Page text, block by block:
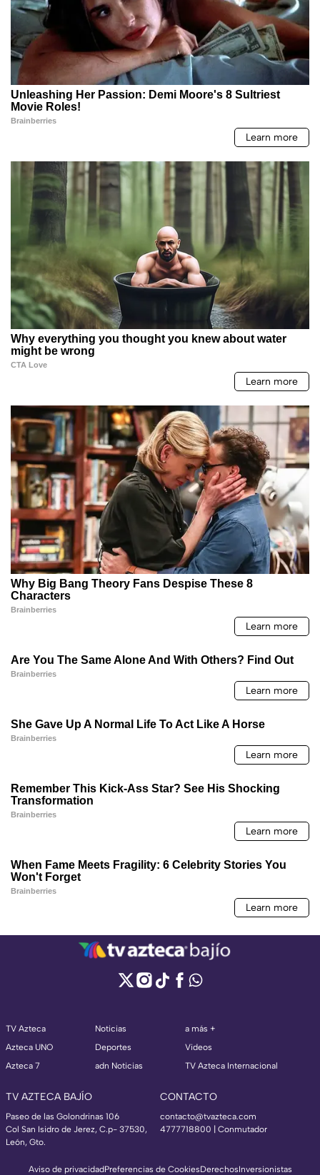
TV Azteca
Azteca UNO
Azteca 7
Noticias
Deportes
adn Noticias
a más +
Videos
TV Azteca Internacional
TV AZTECA BAJÍO
Paseo de las Golondrinas 106
Col San Isidro de Jerez, C.p- 37530,
León, Gto.
CONTACTO
contacto@tvazteca.com
4777718800 | Conmutador
Aviso de privacidadPreferencias de CookiesDerechosInversionistas